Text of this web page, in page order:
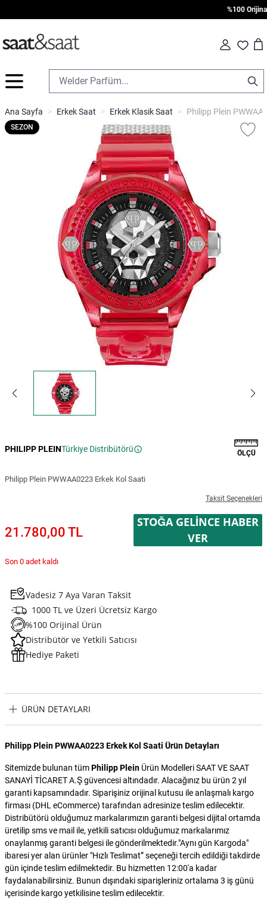
%100 Orijinal
Fav Cart
İçeriğe geç
Ana Sayfa > Erkek Saat > Erkek Klasik Saat > Philipp Plein
SEZON
PHILIPP PLEINTürkiye Distribütörü ÖLÇÜ
Philipp Plein PWWAA0223 Erkek Kol Saati
Taksit Seçenekleri
21.780,00 TL
STOĞA GELINCE HABER
VER
Son 0 adet kaldı
Vadesiz 7 Aya Varan Taksit
1000 TL ve Üzeri Ücretsiz Kargo
%100 Orijinal Ürün
Distribütör ve Yetkili Satıcısı
Hediye Paketi
ÜRÜN DETAYLARI
Philipp Plein PWWAA0223 Erkek Kol Saati Ürün Detayları
Sitemizde bulunan tümPhilipp Plein Ürün Modelleri SAAT VE SAAT
SANAYİ TİCARET A.Ş güvencesi altındadır. Alacağınız bu ürün 2 yıl
garanti kapsamındadır. Siparişiniz orijinal kutusu ile anlaşmalı kargo
firması (DHL eCommerce) tarafından adresinize teslim edilecektir.
Distribütörü olduğumuz markalarımızın garanti belgesi dijital ortamda
üretilip sms ve mail ile, yetkili satıcısı olduğumuz markalarımız
onaylanmış garanti belgesi ile gönderilmektedir."Aynı gün Kargoda"
ibaresi yer alan ürünler "Hızlı Teslimat” seçeneği tercih edildiği takdirde
gün içinde teslim edilmektedir. Bu hizmetten 12:00'a kadar
faydalanabilirsiniz. Bunun dışındaki siparişleriniz ortalama 3 iş günü
içerisinde kargo yetkilisine teslim edilecektir.